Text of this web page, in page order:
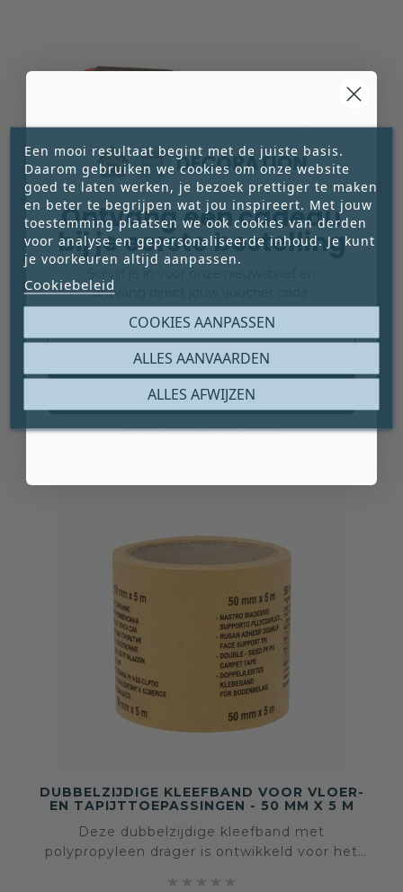
Rolmeter. Bekijk de productpagina voor de
beschikbare productinformatie en specificaties.
 
€ 3,25
Prijs
DUBBELZIJDIGE KLEEFBAND VOOR VLOER-
EN TAPIJTTOEPASSINGEN - 50 MM X 5 M
Deze dubbelzijdige kleefband met
polypropyleen drager is ontwikkeld voor het
Een mooi resultaat begint met de juiste basis.
Daarom gebruiken we cookies om onze website
goed te laten werken, je bezoek prettiger te maken
en beter te begrijpen wat jou inspireert. Met jouw
toestemming plaatsen we ook cookies van derden
voor analyse en gepersonaliseerde inhoud. Je kunt
je voorkeuren altijd aanpassen.
Cookiebeleid
COOKIES AANPASSEN
ALLES AFWIJZEN
ALLES AANVAARDEN
Ontvang een cadeau
bij je eerste bestelling
ontvang direct jouw voucher code.
Claim mijn gratis cadeau